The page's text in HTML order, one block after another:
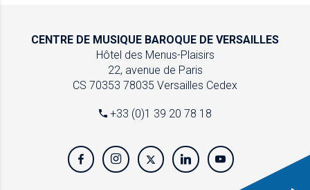
CENTRE DE MUSIQUE BAROQUE DE VERSAILLES
Hôtel des Menus-Plaisirs
22, avenue de Paris
CS 70353 78035 Versailles Cedex
+33 (0)1 39 20 78 18